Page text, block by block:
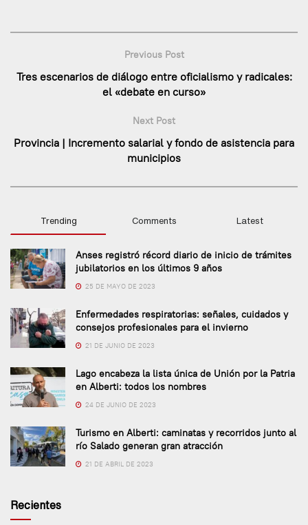
Previous Post
Tres escenarios de diálogo entre oficialismo y radicales:
el «debate en curso»
Next Post
Provincia | Incremento salarial y fondo de asistencia para
municipios
Trending Comments Latest
Anses registró récord diario de inicio de trámites
jubilatorios en los últimos 9 años
25 DE MAYO DE 2023
Enfermedades respiratorias: señales, cuidados y
consejos profesionales para el invierno
21 DE JUNIO DE 2023
Lago encabeza la lista única de Unión por la Patria
en Alberti: todos los nombres
24 DE JUNIO DE 2023
Turismo en Alberti: caminatas y recorridos junto al
río Salado generan gran atracción
21 DE ABRIL DE 2023
Recientes